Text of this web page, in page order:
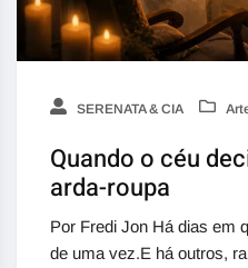
SERENATA & CIA
Quando o céu
arda-roupa
Por Fredi Jon Há dias em
de uma vez.E há outros,